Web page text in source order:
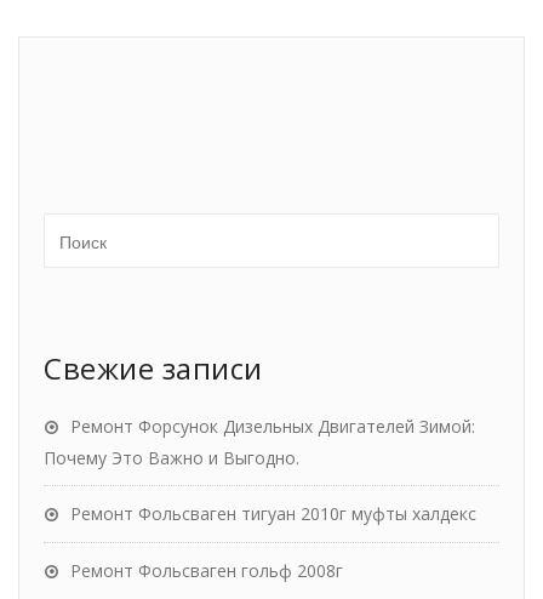
Свежие записи
Ремонт Форсунок Дизельных Двигателей Зимой:
Почему Это Важно и Выгодно.
Ремонт Фольсваген тигуан 2010г муфты халдекс
Ремонт Фольсваген гольф 2008г